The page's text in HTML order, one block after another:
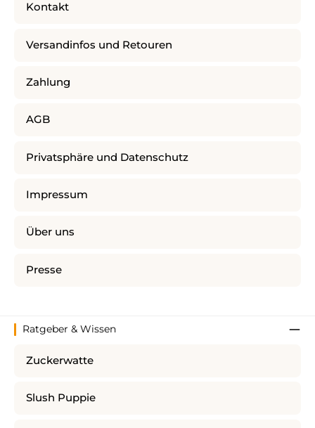
Kontakt
Versandinfos und Retouren
Zahlung
AGB
Privatsphäre und Datenschutz
Impressum
Über uns
Presse
Ratgeber & Wissen
Zuckerwatte
Slush Puppie